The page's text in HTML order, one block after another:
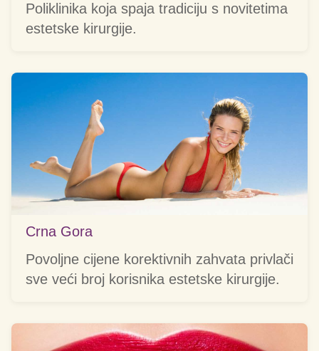
Poliklinika koja spaja tradiciju s novitetima
estetske kirurgije.
Crna Gora
Povoljne cijene korektivnih zahvata privlači
sve veći broj korisnika estetske kirurgije.